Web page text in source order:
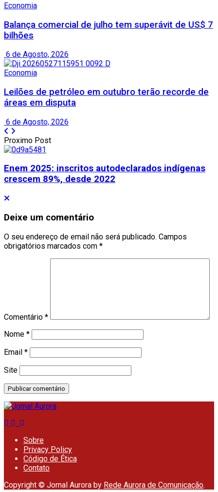
Economia
Balança comercial de julho tem superávit de US$ 7
bilhões
6 de Agosto, 2026
Economia
Leilões de petróleo em outubro terão recorde de
áreas em disputa
6 de Agosto, 2026
Proximo Post
Enem 2025: inscritos autodeclarados indígenas
crescem 89%, desde 2022
Deixe um comentário
O seu endereço de email não será publicado. Campos
obrigatórios marcados com *
Comentário *
Nome *
Email *
Site
Sobre
Privacy Policy
Código de Ética
Contato
Copyright © Jornal Aurora by Rede Aurora de Comunicação.